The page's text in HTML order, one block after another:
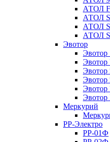
АТОЛ
АТОЛ
АТОЛ
АТОЛ
Эвотор
Эвотор
Эвотор
Эвотор
Эвотор
Эвотор
Эвотор
Меркурий
РР-Электро
РР-01Ф